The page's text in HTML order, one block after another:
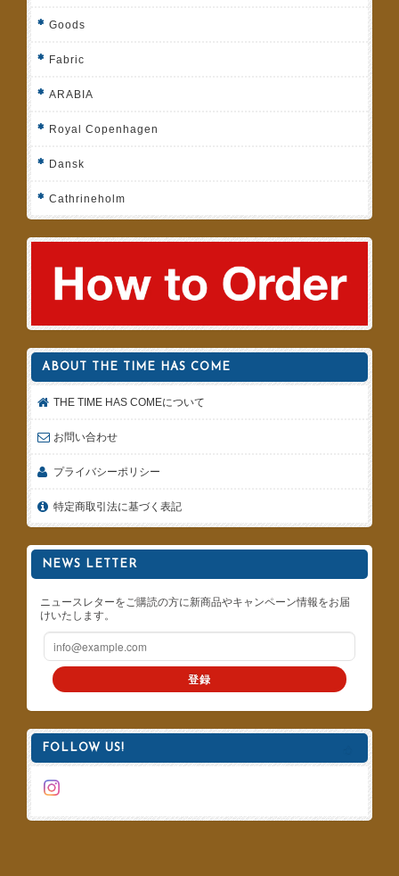
Goods
Fabric
ARABIA
Royal Copenhagen
Dansk
Cathrineholm
ABOUT THE TIME HAS COME
THE TIME HAS COMEについて
お問い合わせ
プライバシーポリシー
特定商取引法に基づく表記
NEWS LETTER
ニュースレターをご購読の方に新商品やキャンペーン情報をお届
けいたします。
登録
FOLLOW US!